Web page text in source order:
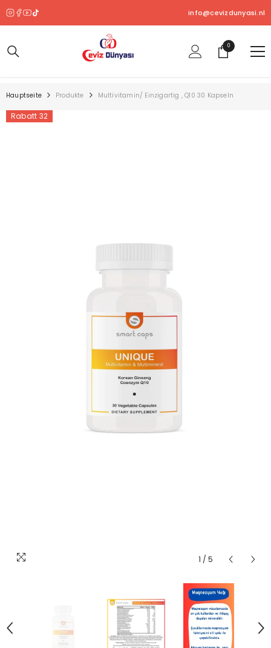
info@cevizdunyasi.nl
00
Produkt
Hauptseite Produkte Multivitamin/ Einzigartig , Q10 30 Kapseln
Rabatt 32
1 / 5